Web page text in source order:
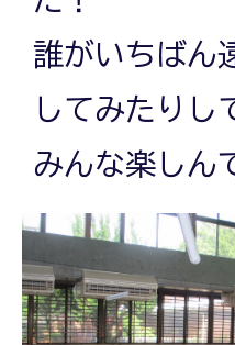
誰がいちばん
してみたりし
みんな楽しん